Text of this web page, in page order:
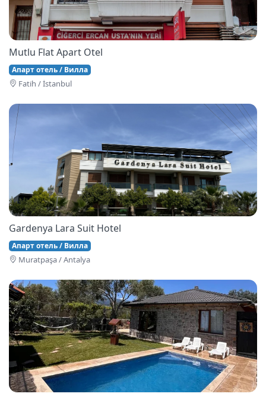
Mutlu Flat Apart Otel
Апарт отель / Вилла
Fati̇h / İstanbul
Gardenya Lara Suit Hotel
Апарт отель / Вилла
Muratpaşa / Antalya